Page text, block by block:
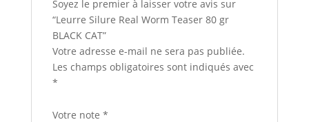
Soyez le premier à laisser votre avis sur
“Leurre Silure Real Worm Teaser 80 gr
BLACK CAT”
Votre adresse e-mail ne sera pas publiée.
Les champs obligatoires sont indiqués avec
*
Votre note *